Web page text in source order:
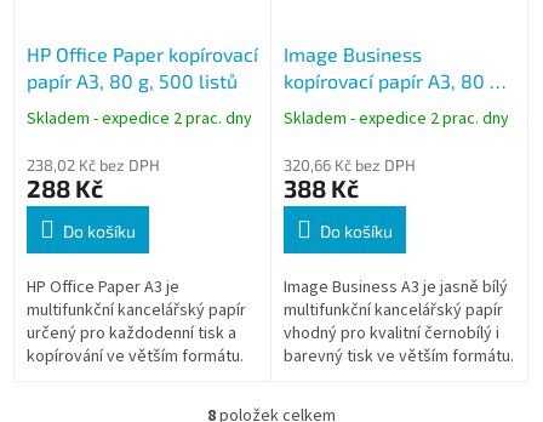
HP Office Paper kopírovací
papír A3, 80 g, 500 listů
Skladem - expedice 2 prac. dny
238,02 Kč bez DPH
288 Kč
Do košíku
HP Office Paper A3 je
multifunkční kancelářský papír
určený pro každodenní tisk a
kopírování ve větším formátu.
výraznější texty a grafiku při...
Image Business
kopírovací papír A3, 80 g,
500 listů
Skladem - expedice 2 prac. dny
320,66 Kč bez DPH
388 Kč
Do košíku
Image Business A3 je jasně bílý
multifunkční kancelářský papír
vhodný pro kvalitní černobílý i
barevný tisk ve větším formátu.
dobrý kontrast a...
8položek celkem